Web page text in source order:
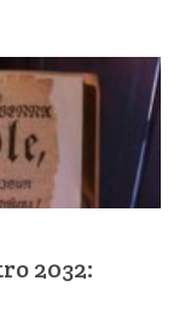
2032: